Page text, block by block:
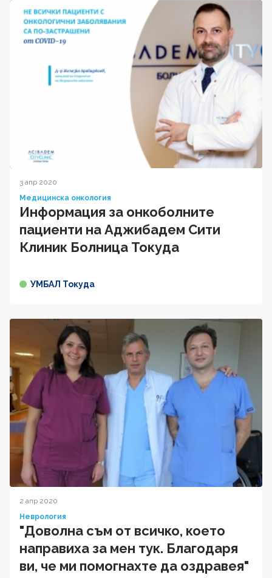
3 апр 2020
Медицинска онкология
Информация за онкоболните
пациенти на Аджибадем Сити
Клиник Болница Токуда
УМБАЛ Токуда
2 апр 2020
Неврология
"Доволна съм от всичко, което
направиха за мен тук. Благодаря
ви, че ми помогнахте да оздравея"